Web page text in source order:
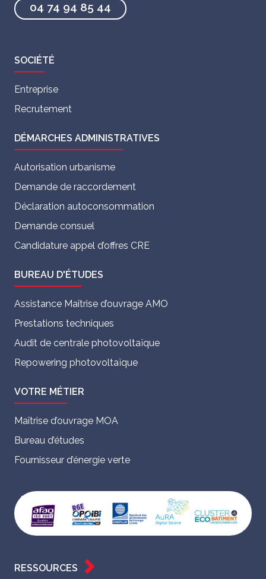
04 74 94 85 44
SOCIÉTÉ
Entreprise
Recrutement
DÉMARCHES ADMINISTRATIVES
Autorisation urbanisme
Demande de raccordement
Déclaration autoconsommation
Demande consuel
Candidature appel d’offres CRE
BUREAU D'ÉTUDES
Assistance Maîtrise d’ouvrage AMO
Prestations techniques
Audit de centrale photovoltaïque
Repowering photovoltaïque
VOTRE MÉTIER
Maîtrise d’ouvrage MOA
Bureau d’études
Fournisseur d’énergie verte
RESSOURCES